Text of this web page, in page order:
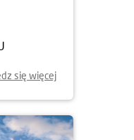
się więcej